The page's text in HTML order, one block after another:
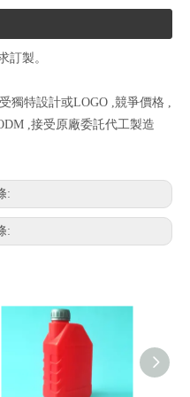
訂製。
獨特設計或LOGO ,競爭價格 ,
,接受原廠委託代工製造
:
: